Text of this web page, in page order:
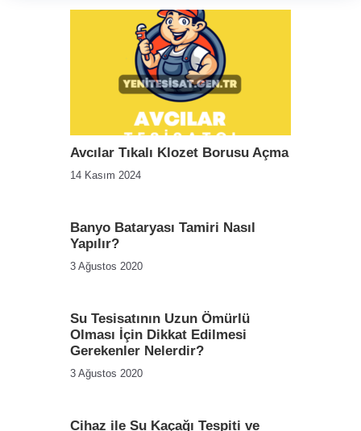
Avcılar Tıkalı Klozet Borusu Açma
14 Kasım 2024
Banyo Bataryası Tamiri Nasıl
Yapılır?
3 Ağustos 2020
Su Tesisatının Uzun Ömürlü
Olması İçin Dikkat Edilmesi
Gerekenler Nelerdir?
3 Ağustos 2020
Cihaz ile Su Kaçağı Tespiti ve